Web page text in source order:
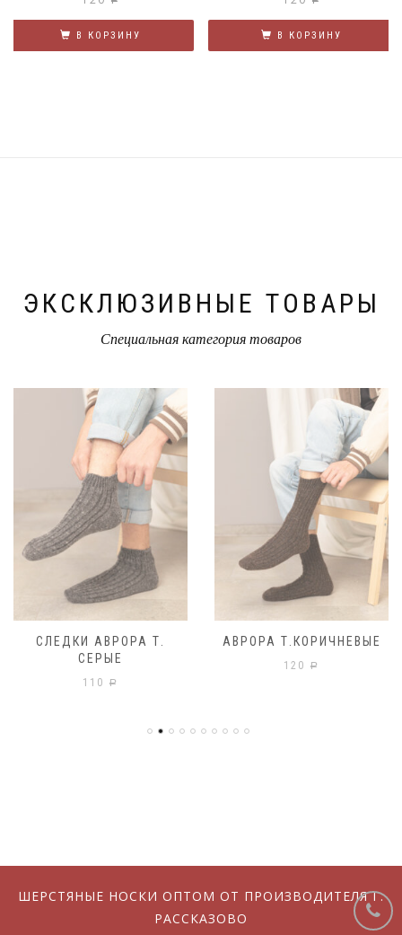
В КОРЗИНУ В КОРЗИНУ
ЭКСКЛЮЗИВНЫЕ ТОВАРЫ
Специальная категория товаров
СЛЕДКИ АВРОРА Т.
СЕРЫЕ
110 Р
АВРОРА Т.КОРИЧНЕВЫЕ
120 Р
ШЕРСТЯНЫЕ НОСКИ ОПТОМ ОТ ПРОИЗВОДИТЕЛЯ Г.
РАССКАЗОВО